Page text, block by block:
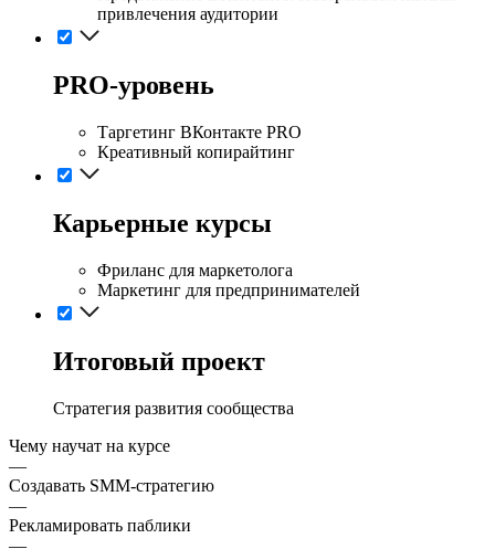
привлечения аудитории
PRO-уровень
Таргетинг ВКонтакте PRO
Креативный копирайтинг
Карьерные курсы
Фриланс для маркетолога
Маркетинг для предпринимателей
Итоговый проект
Стратегия развития сообщества
Чему научат на курсе
—
Создавать SMM-стратегию
—
Рекламировать паблики
—